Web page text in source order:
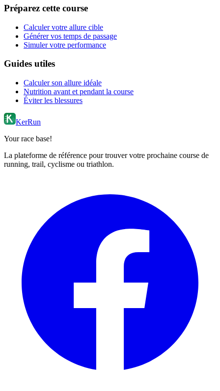
Préparez cette course
Calculer votre allure cible
Générer vos temps de passage
Simuler votre performance
Guides utiles
Calculer son allure idéale
Nutrition avant et pendant la course
Éviter les blessures
KerRun
Your race base!
La plateforme de référence pour trouver votre prochaine course de
running, trail, cyclisme ou triathlon.